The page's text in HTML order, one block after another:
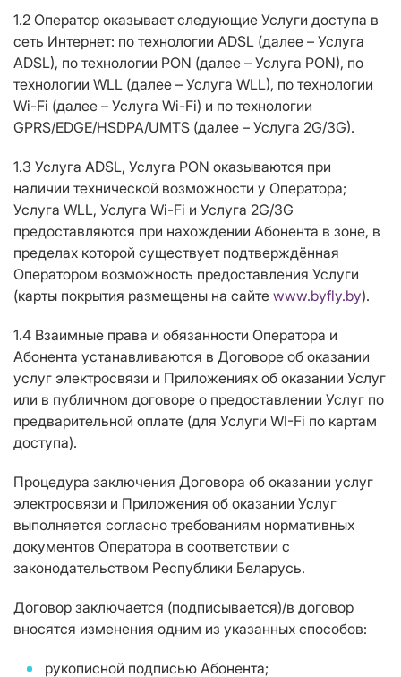
1.2 Оператор оказывает следующие Услуги доступа в
сеть Интернет: по технологии ADSL (далее – Услуга
ADSL), по технологии PON (далее – Услуга PON), по
технологии WLL (далее – Услуга WLL), по технологии
Wi-Fi (далее – Услуга Wi-Fi) и по технологии
GPRS/EDGE/HSDPA/UMTS (далее – Услуга 2G/3G).
1.3 Услуга ADSL, Услуга PON оказываются при
наличии технической возможности у Оператора;
Услуга WLL, Услуга Wi-Fi и Услуга 2G/3G
предоставляются при нахождении Абонента в зоне, в
пределах которой существует подтверждённая
Оператором возможность предоставления Услуги
(карты покрытия размещены на сайте www.byfly.by).
1.4 Взаимные права и обязанности Оператора и
Абонента устанавливаются в Договоре об оказании
услуг электросвязи и Приложениях об оказании Услуг
или в публичном договоре о предоставлении Услуг по
предварительной оплате (для Услуги WI-Fi по картам
доступа).
Процедура заключения Договора об оказании услуг
электросвязи и Приложения об оказании Услуг
выполняется согласно требованиям нормативных
документов Оператора в соответствии с
законодательством Республики Беларусь.
Договор заключается (подписывается)/в договор
вносятся изменения одним из указанных способов:
рукописной подписью Абонента;